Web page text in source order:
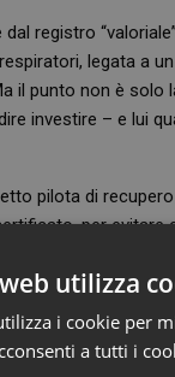
registro
legata a
il punto non è solo
investire – e lui
pilota di
per evitare
claim: è una
un obiettivoNet
un approccio
utilizza
i cookie per
a tutti i